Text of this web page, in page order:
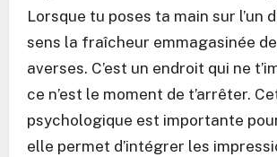
Lorsque tu poses ta main sur l’un
sens la fraîcheur emmagasinée
averses. C’est un endroit qui ne
ce n’est le moment de t’arrêter.
psychologique est importante
elle permet d’intégrer les